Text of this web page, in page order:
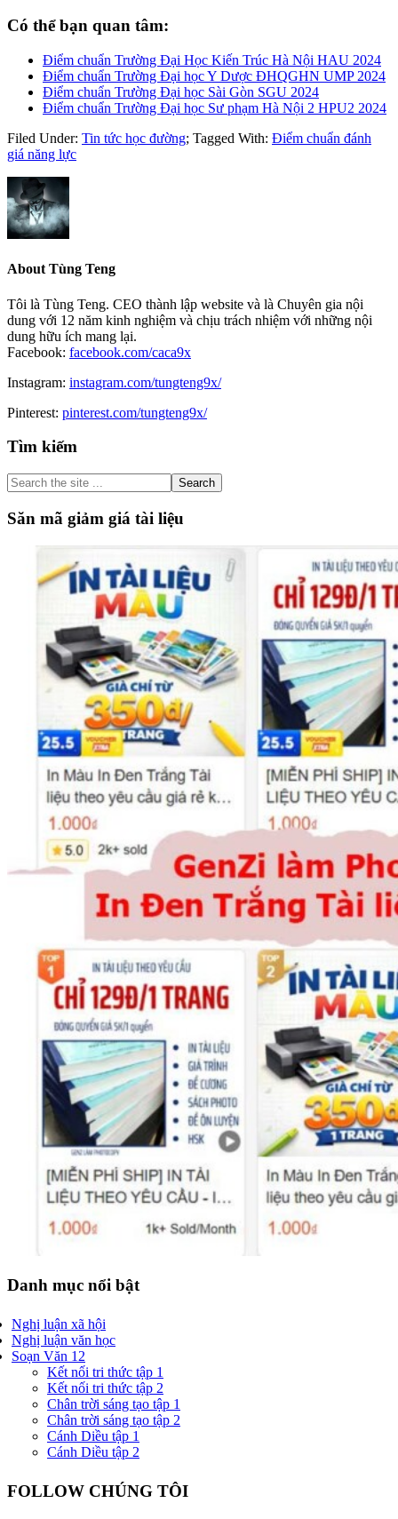
Có thể bạn quan tâm:
Điểm chuẩn Trường Đại Học Kiến Trúc Hà Nội HAU 2024
Điểm chuẩn Trường Đại học Y Dược ĐHQGHN UMP 2024
Điểm chuẩn Trường Đại học Sài Gòn SGU 2024
Điểm chuẩn Trường Đại học Sư phạm Hà Nội 2 HPU2 2024
Filed Under: Tin tức học đường; Tagged With: Điểm chuẩn đánh
giá năng lực
AboutTùng Teng
Tôi là Tùng Teng. CEO thành lập website và là Chuyên gia nội
dung với 12 năm kinh nghiệm và chịu trách nhiệm với những nội
dung hữu ích mang lại.
Facebook: facebook.com/caca9x
Instagram: instagram.com/tungteng9x/
Pinterest: pinterest.com/tungteng9x/
Primary
Sidebar
Tìm kiếm
Search
the
site
...
Săn mã giảm giá tài liệu
Danh mục nổi bật
Nghị luận xã hội
Nghị luận văn học
Soạn Văn 12
Kết nối tri thức tập 1
Kết nối tri thức tập 2
Chân trời sáng tạo tập 1
Chân trời sáng tạo tập 2
Cánh Diều tập 1
Cánh Diều tập 2
FOLLOW CHÚNG TÔI